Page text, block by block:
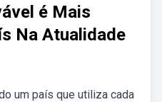
é Mais
Na Atualidade
um país que utiliza cada